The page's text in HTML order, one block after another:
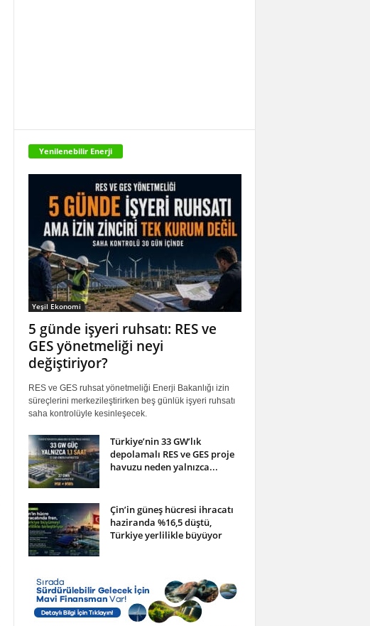
Yenilenebilir Enerji
Yeşil Ekonomi
5 günde işyeri ruhsatı: RES ve
GES yönetmeliği neyi
değiştiriyor?
RES ve GES ruhsat yönetmeliği Enerji Bakanlığı izin
süreçlerini merkezileştirirken beş günlük işyeri ruhsatı
saha kontrolüyle kesinleşecek.
Türkiye’nin 33 GW’lık
depolamalı RES ve GES proje
havuzu neden yalnızca...
Çin’in güneş hücresi ihracatı
haziranda %16,5 düştü,
Türkiye yerlilikle büyüyor